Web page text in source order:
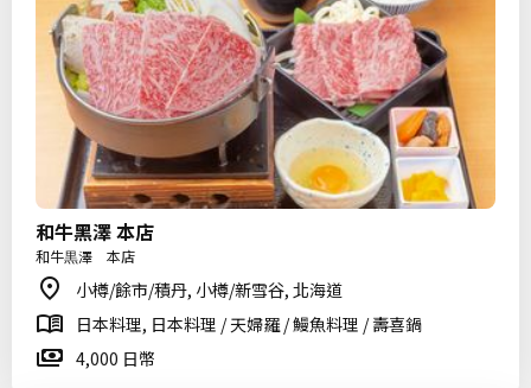
和牛黑澤 本店
和牛黒澤 本店
小樽/餘市/積丹, 小樽/新雪谷, 北海道
日本料理, 日本料理 / 天婦羅 / 鰻魚料理 / 壽喜鍋
4,000 日幣